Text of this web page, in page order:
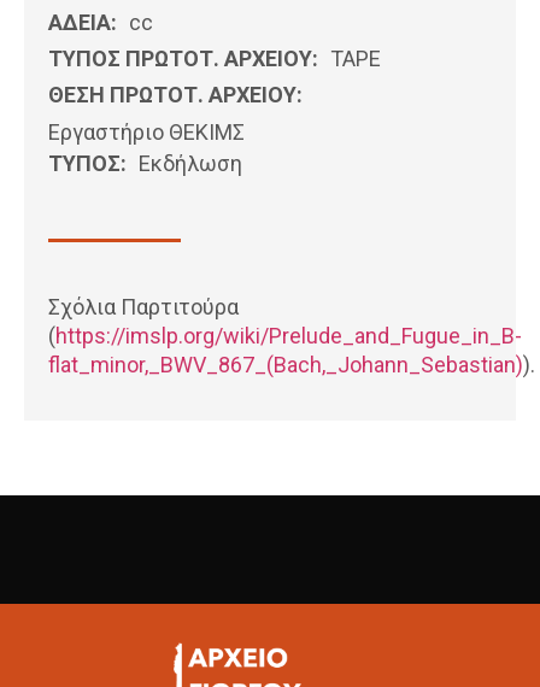
ΑΔΕΙΑ: cc
ΤΥΠΟΣ ΠΡΩΤΟΤ. ΑΡΧΕΙΟΥ: ΤΑΡΕ
ΘΕΣΗ ΠΡΩΤΟΤ. ΑΡΧΕΙΟΥ:
Εργαστήριο ΘΕΚΙΜΣ
ΤΥΠΟΣ: Εκδήλωση
Σχόλια Παρτιτούρα
(https://imslp.org/wiki/Prelude_and_Fugue_in_B-
flat_minor,_BWV_867_(Bach,_Johann_Sebastian)).